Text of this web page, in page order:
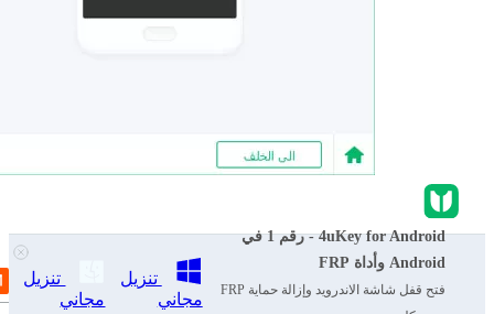
الخاتمة
4uKey for Android - رقم 1 في
Android وأداة FRP
فتح قفل شاشة الاندرويد وإزالة حماية FRP
تنزيل
مجاني
تنزيل
مجاني